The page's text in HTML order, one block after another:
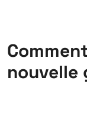
nouvelle